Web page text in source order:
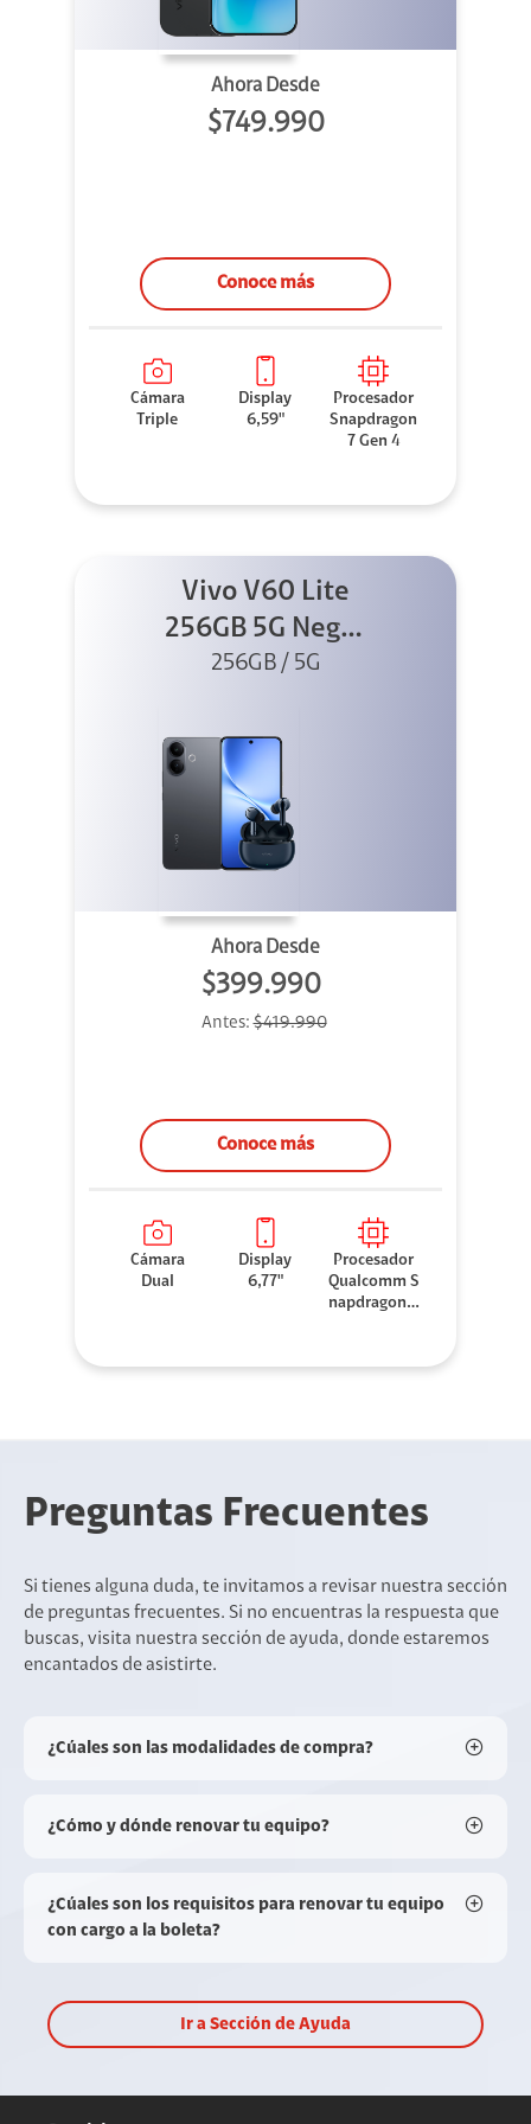
Ahora Desde
$749.990
Conoce más
Cámara
Triple
Display
6,59"
Procesador
Snapdragon
7 Gen 4
Vivo V60 Lite
256GB 5G Negro
+ Buds XE
256GB / 5G
Ahora Desde
$399.990
Antes:$419.990
Conoce más
Cámara
Dual
Display
6,77"
Procesador
Qualcomm S
napdragon 7
Preguntas Frecuentes
Si tienes alguna duda, te invitamos a revisar nuestra sección
de preguntas frecuentes. Si no encuentras la respuesta que
buscas, visita nuestra sección de ayuda, donde estaremos
encantados de asistirte.
¿Cúales son las modalidades de compra?
¿Cómo y dónde renovar tu equipo?
¿Cúales son los requisitos para renovar tu equipo
con cargo a la boleta?
Ir a Sección de Ayuda